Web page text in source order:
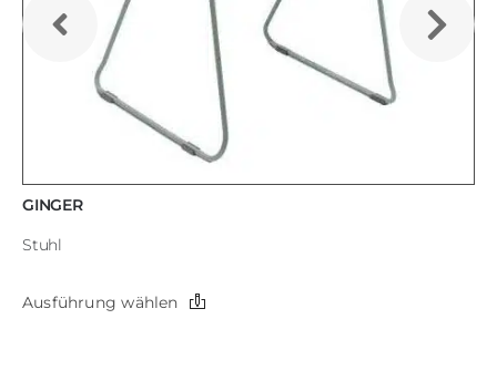
GINGER
Stuhl
Ausführung wählen
Dieses